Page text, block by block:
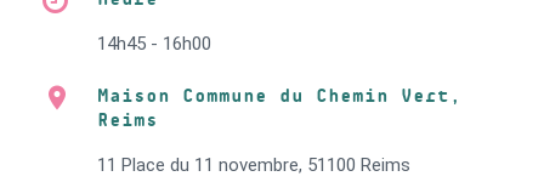
14h45 - 16h00
Maison Commune du Chemin Vert,
Reims
11 Place du 11 novembre, 51100 Reims